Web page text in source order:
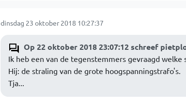
dinsdag 23 oktober 2018 10:27:37
Op 22 oktober 2018 23:07:12 schreef
Ik heb een van de tegenstemmers gevraagd welke
Hij: de straling van de grote hoogspanningstrafo's.
Tja...